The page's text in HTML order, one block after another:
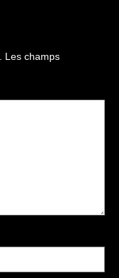
Les champs